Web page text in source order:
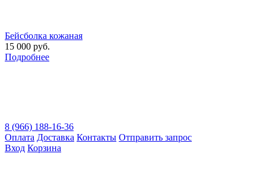
Бейсболка кожаная
15 000 руб.
Подробнее
8 (966) 188-16-36
Оплата Доставка Контакты Отправить запрос
Вход Корзина